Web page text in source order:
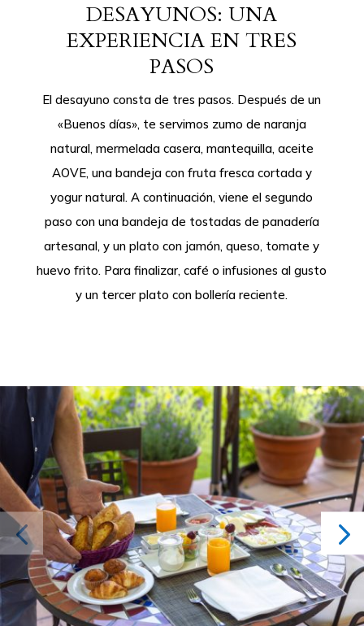
DESAYUNOS: UNA
EXPERIENCIA EN TRES
PASOS
El desayuno consta de tres pasos. Después de un
«Buenos días», te servimos zumo de naranja
natural, mermelada casera, mantequilla, aceite
AOVE, una bandeja con fruta fresca cortada y
yogur natural. A continuación, viene el segundo
paso con una bandeja de tostadas de panadería
artesanal, y un plato con jamón, queso, tomate y
huevo frito. Para finalizar, café o infusiones al gusto
y un tercer plato con bollería reciente.